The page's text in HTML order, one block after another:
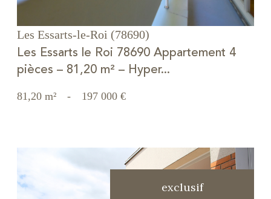
Les Essarts-le-Roi (78690)
Les Essarts le Roi 78690 Appartement 4
pièces – 81,20 m² – Hyper...
81,20 m² - 197 000 €
exclusif